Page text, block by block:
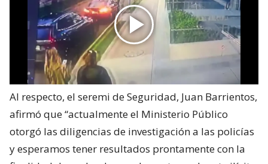
Al respecto, el seremi de Seguridad, Juan Barrientos,
afirmó que “actualmente el Ministerio Público
otorgó las diligencias de investigación a las policías
y esperamos tener resultados prontamente con la